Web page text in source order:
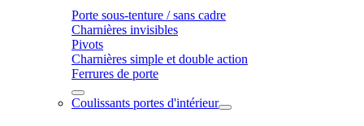
Porte sous-tenture / sans cadre
Charnières invisibles
Pivots
Charnières simple et double action
Ferrures de porte
Coulissants portes d'intérieur